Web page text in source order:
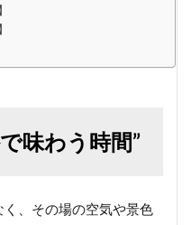
味わう時間”
、その場の空気や景色